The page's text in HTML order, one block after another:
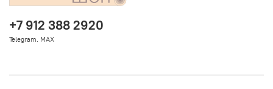
+7 912 388 2920
Telegram. MAX